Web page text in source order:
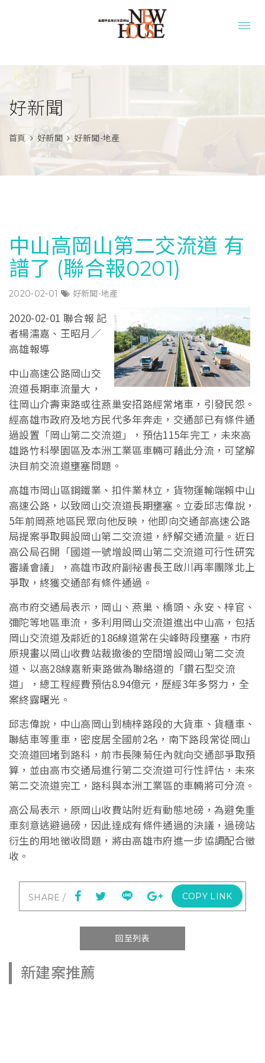
好新聞
首頁 好新聞 好新聞-地產
中山高岡山第二交流道 有
譜了 (聯合報0201)
2020-02-01 好新聞-地產
2020-02-01 聯合報 記
者楊濡嘉、王昭月／
高雄報導
中山高速公路岡山交
流道長期車流量大，
往岡山介壽東路或往燕巢安招路經常堵車，引發民怨。
經高雄市政府及地方民代多年奔走，交通部已有條件通
過設置「岡山第二交流道」，預估115年完工，未來高
雄路竹科學園區及本洲工業區車輛可藉此分流，可望解
決目前交流道壅塞問題。
高雄市岡山區鋼鐵業、扣件業林立，貨物運輸端賴中山
高速公路，以致岡山交流道長期壅塞。立委邱志偉說，
5年前岡燕地區民眾向他反映，他即向交通部高速公路
局提案爭取興設岡山第二交流道，紓解交通流量。近日
高公局召開「國道一號增設岡山第二交流道可行性研究
審議會議」，高雄市政府副祕書長王啟川再率團隊北上
爭取，終獲交通部有條件通過。
高市府交通局表示，岡山、燕巢、橋頭、永安、梓官、
彌陀等地區車流，多利用岡山交流道進出中山高，包括
岡山交流道及鄰近的186線道常在尖峰時段壅塞，市府
原規畫以岡山收費站裁撤後的空間增設岡山第二交流
道、以高28線嘉新東路做為聯絡道的「鑽石型交流
道」，總工程經費預估8.94億元，歷經3年多努力，全
案終露曙光。
邱志偉說，中山高岡山到楠梓路段的大貨車、貨櫃車、
聯結車等重車，密度居全國前2名，南下路段常從岡山
交流道回堵到路科，前市長陳菊任內就向交通部爭取預
算，並由高市交通局進行第二交流道可行性評估，未來
第二交流道完工，路科與本洲工業區的車輛將可分流。
高公局表示，原岡山收費站附近有動態地磅，為避免重
車刻意逃避過磅，因此達成有條件通過的決議，過磅站
衍生的用地徵收問題，將由高雄市府進一步協調配合徵
收。
COPY LINK
回至列表
新建案推薦